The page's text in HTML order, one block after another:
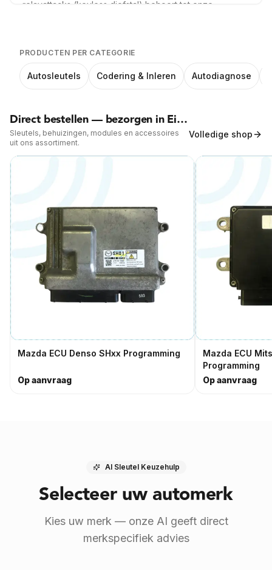
relayattacks (keyless diefstal) behoort tot onze
Op locatie 6 mnd garantie Snel ter plaatse
Meer info —Einighausen
PRODUCTEN PER CATEGORIE
Autosleutels Codering & Inleren Autodiagnose
Direct bestellen — bezorgen in Einighausen
Sleutels, behuizingen, modules en accessoires
uit ons assortiment.
Volledige shop
Mazda ECU Denso SHxx Programming
Op aanvraag
Mazda ECU
Programming
Op aanvraag
AI Sleutel Keuzehulp
Selecteer uw automerk
Kies uw merk — onze AI geeft direct
merkspecifiek advies